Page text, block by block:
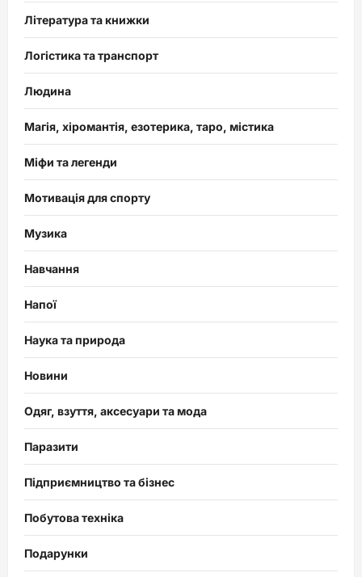
Література та книжки
Логістика та транспорт
Людина
Магія, хіромантія, езотерика, таро, містика
Міфи та легенди
Мотивація для спорту
Музика
Навчання
Напої
Наука та природа
Новини
Одяг, взуття, аксесуари та мода
Паразити
Підприємництво та бізнес
Побутова техніка
Подарунки